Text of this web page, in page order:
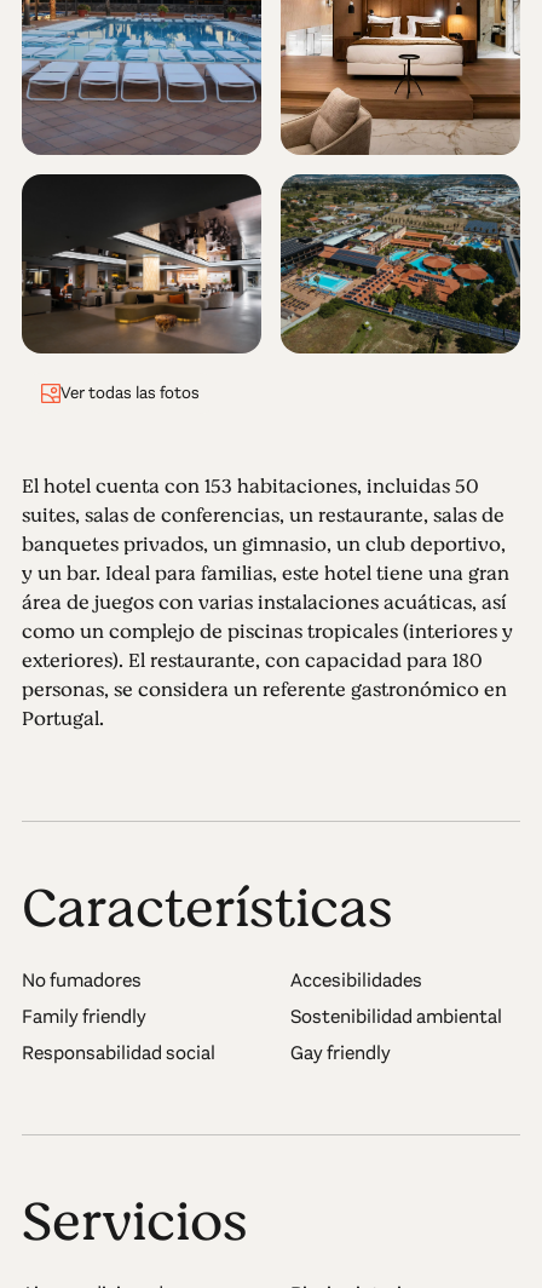
Ver todas las fotos
El hotel cuenta con 153 habitaciones, incluidas 50
suites, salas de conferencias, un restaurante, salas de
banquetes privados, un gimnasio, un club deportivo,
y un bar. Ideal para familias, este hotel tiene una gran
área de juegos con varias instalaciones acuáticas, así
como un complejo de piscinas tropicales (interiores y
exteriores). El restaurante, con capacidad para 180
personas, se considera un referente gastronómico en
Portugal.
Características
No fumadores
Accesibilidades
Family friendly
Sostenibilidad ambiental
Responsabilidad social
Gay friendly
Servicios